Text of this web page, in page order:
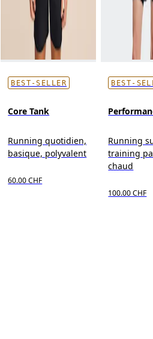
BEST-SELLER
Core Tank
Running quotidien,
basique, polyvalent
60.00 CHF
BEST-
Running
training
chaud
100.00 CHF